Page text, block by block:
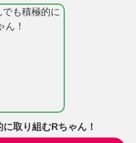
取り組むRちゃん！